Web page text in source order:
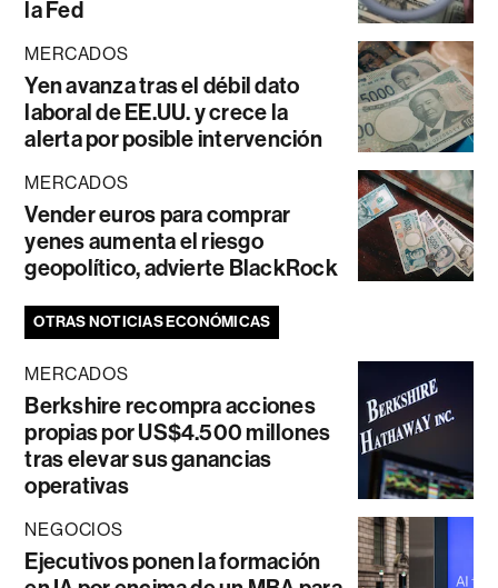
la Fed
MERCADOS
Yen avanza tras el débil dato
laboral de EE.UU. y crece la
alerta por posible intervención
MERCADOS
Vender euros para comprar
yenes aumenta el riesgo
geopolítico, advierte BlackRock
OTRAS NOTICIAS ECONÓMICAS
MERCADOS
Berkshire recompra acciones
propias por US$4.500 millones
tras elevar sus ganancias
operativas
NEGOCIOS
Ejecutivos ponen la formación